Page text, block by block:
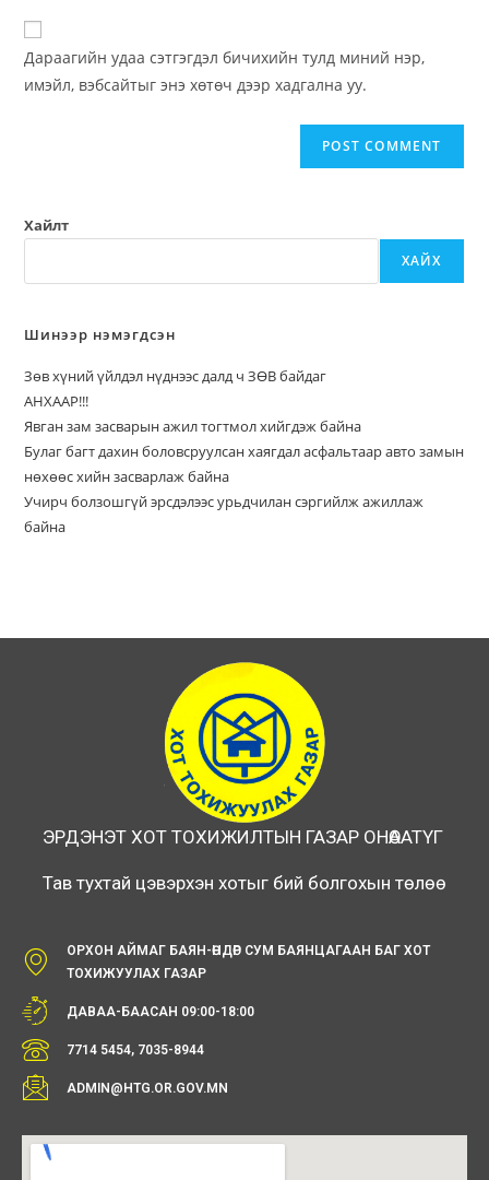
Дараагийн удаа сэтгэгдэл бичихийн тулд миний нэр,
имэйл, вэбсайтыг энэ хөтөч дээр хадгална уу.
Хайлт
ХАЙХ
Шинээр нэмэгдсэн
Зөв хүний үйлдэл нүднээс далд ч ЗӨВ байдаг
АНХААР!!!
Явган зам засварын ажил тогтмол хийгдэж байна
Булаг багт дахин боловсруулсан хаягдал асфальтаар авто замын
нөхөөс хийн засварлаж байна
Учирч болзошгүй эрсдэлээс урьдчилан сэргийлж ажиллаж
байна
ЭРДЭНЭТ ХОТ ТОХИЖИЛТЫН ГАЗАР ОНӨААТҮГ
Тав тухтай цэвэрхэн хотыг бий болгохын төлөө
ОРХОН АЙМАГ БАЯН-ӨНДӨР СУМ БАЯНЦАГААН БАГ ХОТ
ТОХИЖУУЛАХ ГАЗАР
ДАВАА-БААСАН 09:00-18:00
7714 5454, 7035-8944
ADMIN@HTG.OR.GOV.MN